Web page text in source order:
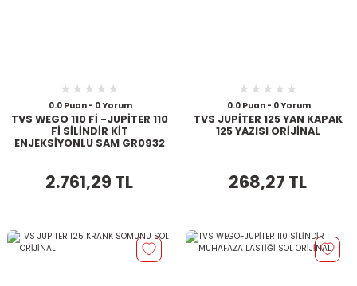
0.0 Puan - 0 Yorum
TVS WEGO 110 Fİ -JUPİTER 110
Fİ SİLİNDİR KİT
ENJEKSİYONLU SAM GR0932
2.761,29 TL
0.0 Puan - 0 Yorum
TVS JUPİTER 125 YAN KAPAK
125 YAZISI ORİJİNAL
268,27 TL